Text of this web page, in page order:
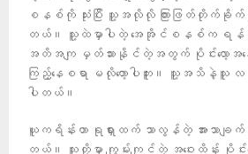
စနစ်ကို သုံးပြီး သူ့အလိုလို ကြားဖြတ်တိုက်ခို
တယ်။ သူ့ထဲမှာပါတဲ့ အေအိုင်စနစ်က ရ
အတိအကျ မှတ်သားနိုင်တဲ့အတွက် ပိုင်းလေ
ကြည့်နေစရာ မလိုတော့ပါဘူး။ သူ့အသိနဲ့သူ လမ်း
ပါတယ်။
ယူကရိန်းဟာ ရုရှားထက် သာလွန်တဲ့ အားသာချက် အမ
တယ်။ သူတို့မှာ ကျွမ်းကျင်တဲ့ အဝေးထိန်း ပိုင်း